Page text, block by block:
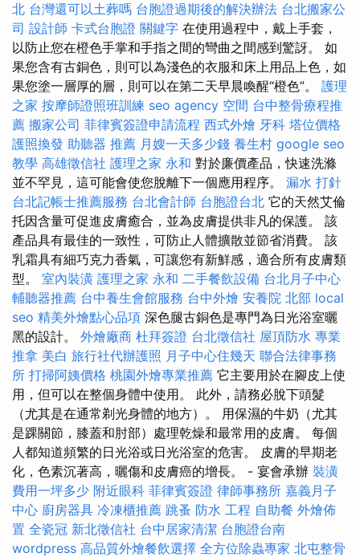
北 台灣還可以土葬嗎 台胞證過期後的解決辦法 台北搬家公
司 設計師 卡式台胞證 關鍵字 在使用過程中，戴上手套，
以防止您在橙色手掌和手指之間的彎曲之間感到驚訝。 如
果您含有古銅色，則可以為淺色的衣服和床上用品上色，如
果您塗一層厚的層，則可以在第二天早晨喚醒“橙色”。 護理
之家 按摩師證照班訓練 seo agency 空間 台中整骨療程推
薦 搬家公司 菲律賓簽證申請流程 西式外燴 牙科 塔位價格
護照換發 助聽器 推薦 月嫂一天多少錢 養生村 google seo
教學 高雄徵信社 護理之家 永和 對於廉價產品，快速洗滌
並不罕見，這可能會使您脫離下一個應用程序。 漏水 打針
台北記帳士推薦服務 台北會計師 台胞證台北 它的天然艾倫
托因含量可促進皮膚癒合，並為皮膚提供非凡的保護。 該
產品具有最佳的一致性，可防止人體擴散並節省消費。 該
乳霜具有細巧克力香氣，可讓您有新鮮感，適合所有皮膚類
型。 室內裝潢 護理之家 永和 二手餐飲設備 台北月子中心
輔聽器推薦 台中養生會館服務 台中外燴 安養院 北部 local
seo 精美外燴點心品項 深色腿古銅色是專門為日光浴室曬
黑的設計。 外燴廠商 杜拜簽證 台北徵信社 屋頂防水 專業
推拿 美白 旅行社代辦護照 月子中心住幾天 聯合法律事務
所 打掃阿姨價格 桃園外燴專業推薦 它主要用於在腳皮上使
用，但可以在整個身體中使用。 此外，請務必脫下頭髮
（尤其是在通常剃光身體的地方）。 用保濕的牛奶（尤其
是踝關節，膝蓋和肘部）處理乾燥和最常用的皮膚。 每個
人都知道頻繁的日光浴或日光浴室的危害。 皮膚的早期老
化，色素沉著高，曬傷和皮膚癌的增長。 - 宴會承辦 裝潢
費用一坪多少 附近眼科 菲律賓簽證 律師事務所 嘉義月子
中心 廚房器具 冷凍櫃推薦 跳蚤 防水 工程 自助餐 外燴佈
置 全瓷冠 新北徵信社 台中居家清潔 台胞證台南
wordpress 高品質外燴餐飲選擇 全方位除蟲專家 北屯整骨